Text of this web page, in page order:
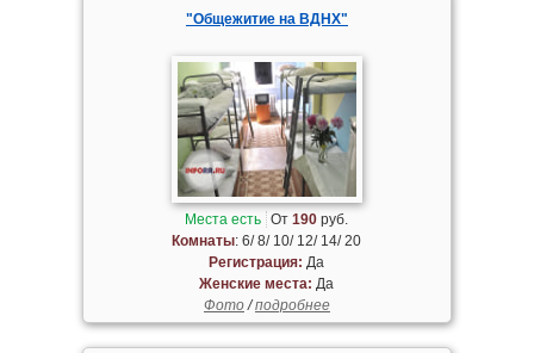
"Общежитие на ВДНХ"
Места есть От190 руб.
Комнаты: 6/ 8/ 10/ 12/ 14/ 20
Регистрация: Да
Женские места: Да
Фото/подробнее